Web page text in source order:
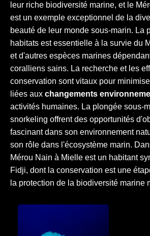
leur riche biodiversité marine, et le
est un exemple exceptionnel de la
beauté de leur monde sous-marin. La
habitats est essentielle à la survie du
et d'autres espèces marines
coralliens sains. La recherche et les
conservation sont vitaux pour
liées aux changements
activités humaines. La plongée sous-
snorkeling offrent des opportunités
fascinant dans son environnement
son rôle dans l'écosystème marin.
Mérou Nain à Mielle est un habitant
Fidji, dont la conservation est une
la protection de la biodiversité marine